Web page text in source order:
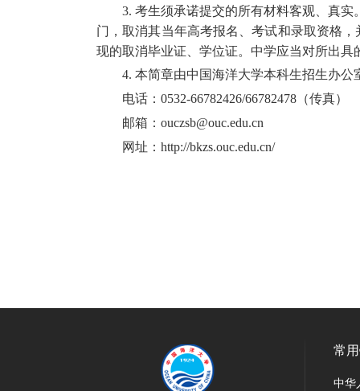
3. 考生须承诺提交的所有材料客观、真
门，取消其当年高考报名、考试和录取资格
现的取消毕业证、学位证。中学应当对所出
4. 本简章由中国海洋大学本科生招生办
电话： 0532-66782426/66782478 （传真）
邮箱： ouczsb@ouc.edu.cn
网址： http://bkzs.ouc.edu.cn/
常
中华